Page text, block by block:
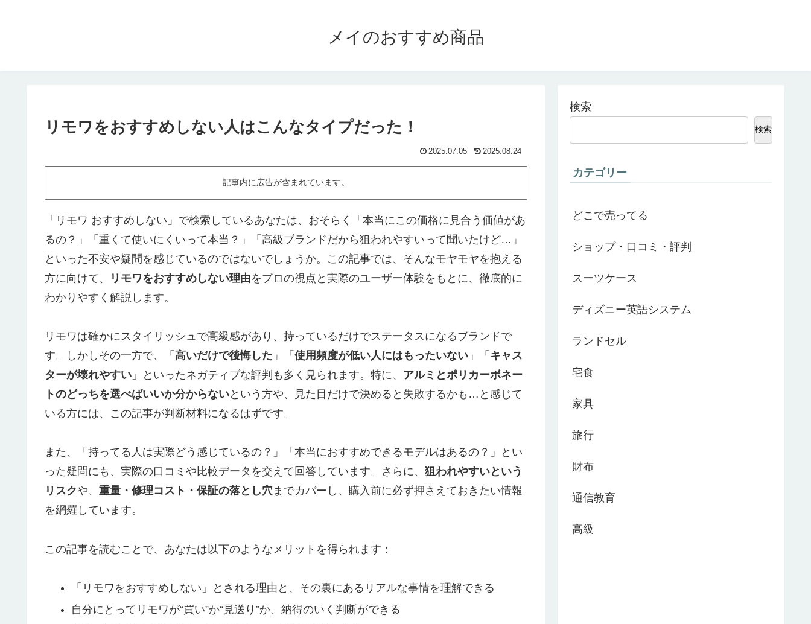
メイのおすすめ商品
リモワをおすすめしない人はこんなタイプだった！
2025.07.05 2025.08.24
記事内に広告が含まれています。
「リモワ おすすめしない」で検索しているあなたは、おそらく「本当にこの価格に見合う価値があ
るの？」「重くて使いにくいって本当？」「高級ブランドだから狙われやすいって聞いたけど…」
といった不安や疑問を感じているのではないでしょうか。この記事では、そんなモヤモヤを抱える
方に向けて、
リモワをおすすめしない理由をプロの視点と実際のユーザー体験をもとに、徹底的に
わかりやすく解説します。
リモワは確かにスタイリッシュで高級感があり、持っているだけでステータスになるブランドで
す。しかしその一方で、「 高いだけで後悔した 」「 使用頻度が低い人にはもったいない 」「 キャス
ターが壊れやすい 」といったネガティブな評判も多く見られます。特に、 アルミとポリカーボネー
トのどっちを選べばいいか分からないという方や、見た目だけで決めると失敗するかも…と感じて
いる方には、この記事が判断材料になるはずです。
また、「持ってる人は実際どう感じているの？」「本当におすすめできるモデルはあるの？」とい
った疑問にも、実際の口コミや比較データを交えて回答しています。さらに、 狙われやすいという
リスクや、 重量・修理コスト・保証の落とし穴 までカバーし、購入前に必ず押さえておきたい情報
を網羅しています。
この記事を読むことで、あなたは以下のようなメリットを得られます：
「リモワをおすすめしない」とされる理由と、その裏にあるリアルな事情を理解できる
自分にとってリモワが“買い”か“見送り”か、納得のいく判断ができる
検索
検索
カテゴリー
どこで売ってる
ショップ・口コミ・評判
スーツケース
ディズニー英語システム
ランドセル
宅食
家具
旅行
財布
通信教育
高級